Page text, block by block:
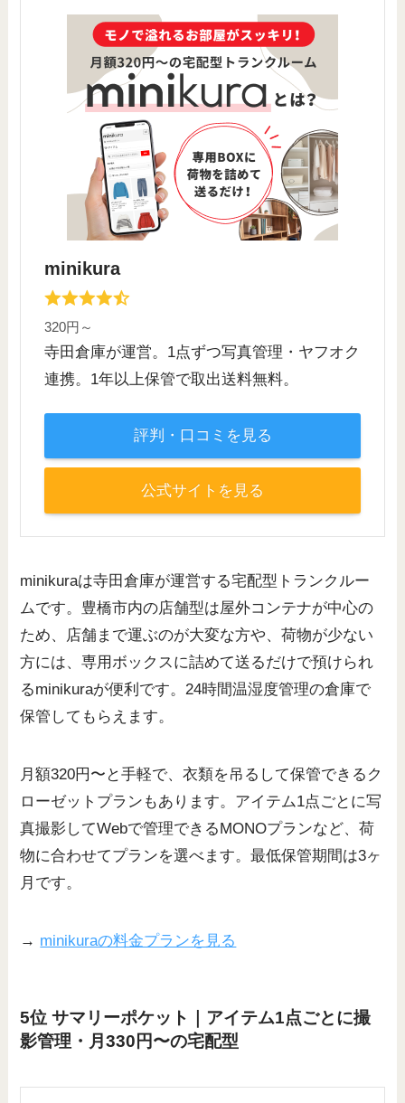
minikura
320円～
寺田倉庫が運営。1点ずつ写真管理・ヤフオク
連携。1年以上保管で取出送料無料。
評判・口コミを見る
公式サイトを見る
minikuraは寺田倉庫が運営する宅配型トランクルー
ムです。豊橋市内の店舗型は屋外コンテナが中心の
ため、店舗まで運ぶのが大変な方や、荷物が少ない
方には、専用ボックスに詰めて送るだけで預けられ
るminikuraが便利です。24時間温湿度管理の倉庫で
保管してもらえます。
月額320円〜と手軽で、衣類を吊るして保管できるク
ローゼットプランもあります。アイテム1点ごとに写
真撮影してWebで管理できるMONOプランなど、荷
物に合わせてプランを選べます。最低保管期間は3ヶ
月です。
→ minikuraの料金プランを見る
5位 サマリーポケット｜アイテム1点ごとに撮
影管理・月330円〜の宅配型